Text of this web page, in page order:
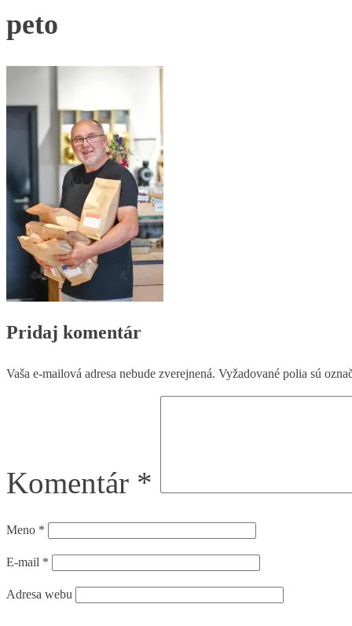
peto
Pridaj komentár
Vaša e-mailová adresa nebude zverejnená. Vyžadované polia sú
Komentár *
Meno *
E-mail *
Adresa webu